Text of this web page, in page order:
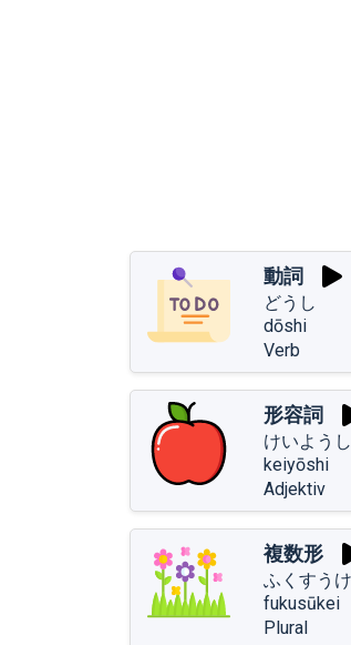
動詞
どうし
dōshi
Verb
形容詞
けいようし
keiyōshi
Adjektiv
複数形
ふくすう
fukusūkei
Plural